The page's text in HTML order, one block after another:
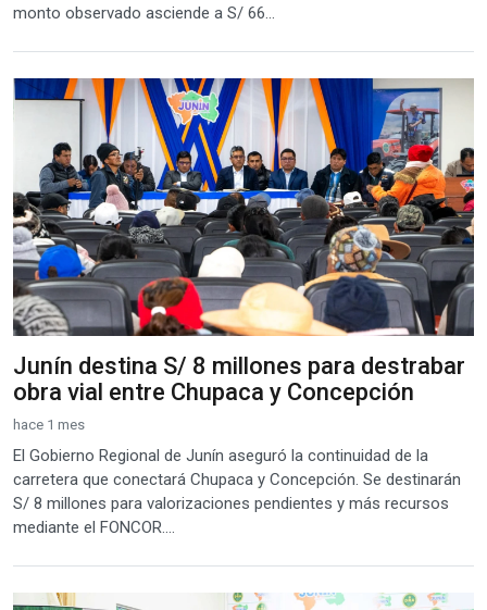
monto observado asciende a S/ 66...
Junín destina S/ 8 millones para destrabar
obra vial entre Chupaca y Concepción
hace 1 mes
El Gobierno Regional de Junín aseguró la continuidad de la
carretera que conectará Chupaca y Concepción. Se destinarán
S/ 8 millones para valorizaciones pendientes y más recursos
mediante el FONCOR....